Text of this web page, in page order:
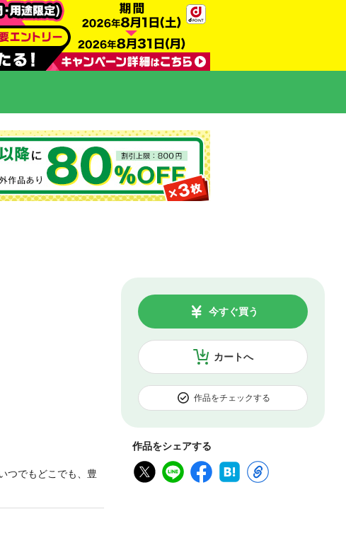
カートへ
今すぐ買う
作品をチェックする
作品をシェアする
つでもどこでも、豊